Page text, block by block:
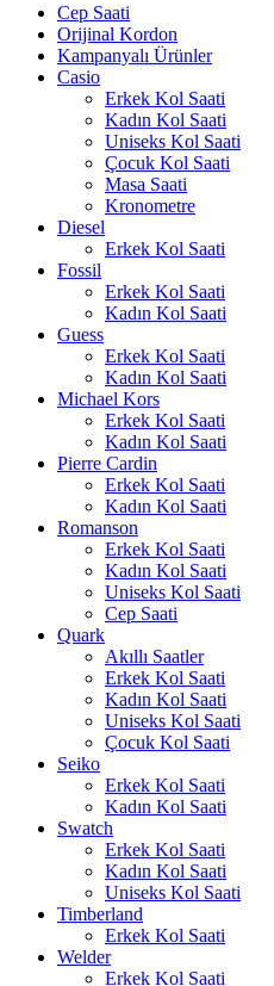
Cep Saati
Orijinal Kordon
Kampanyalı Ürünler
Casio
Erkek Kol Saati
Kadın Kol Saati
Uniseks Kol Saati
Çocuk Kol Saati
Masa Saati
Kronometre
Diesel
Erkek Kol Saati
Fossil
Erkek Kol Saati
Kadın Kol Saati
Guess
Erkek Kol Saati
Kadın Kol Saati
Michael Kors
Erkek Kol Saati
Kadın Kol Saati
Pierre Cardin
Erkek Kol Saati
Kadın Kol Saati
Romanson
Erkek Kol Saati
Kadın Kol Saati
Uniseks Kol Saati
Cep Saati
Quark
Akıllı Saatler
Erkek Kol Saati
Kadın Kol Saati
Uniseks Kol Saati
Çocuk Kol Saati
Seiko
Erkek Kol Saati
Kadın Kol Saati
Swatch
Erkek Kol Saati
Kadın Kol Saati
Uniseks Kol Saati
Timberland
Erkek Kol Saati
Welder
Erkek Kol Saati